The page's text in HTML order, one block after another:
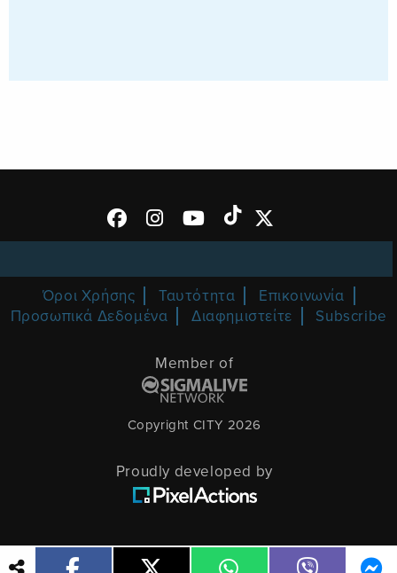
Όροι Χρήσης Ταυτότητα
Επικοινωνία
Προσωπικά Δεδομένα
Διαφημιστείτε Subscribe
Member of
Copyright CITY 2026
Proudly developed by